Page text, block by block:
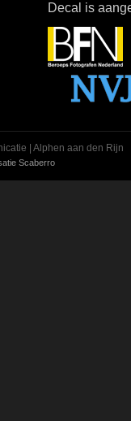
Decal is
| Alphen aan den Rijn
Scaberro